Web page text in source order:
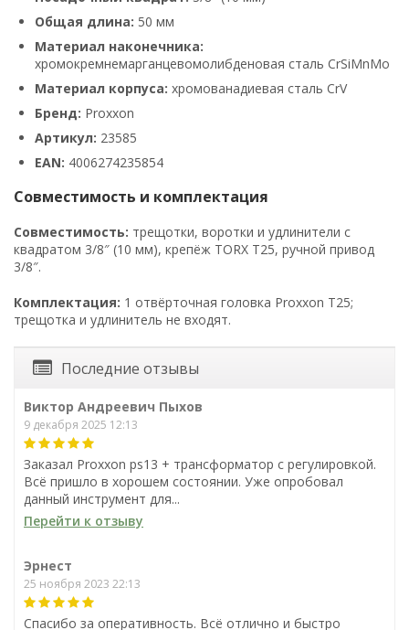
Общая длина: 50 мм
Материал наконечника:
хромокремнемарганцевомолибденовая сталь CrSiMnMo
Материал корпуса: хромованадиевая сталь CrV
Бренд: Proxxon
Артикул: 23585
EAN: 4006274235854
Совместимость и комплектация
Совместимость: трещотки, воротки и удлинители с
квадратом 3/8″ (10 мм), крепёж TORX T25, ручной привод
3/8″.
Комплектация: 1 отвёрточная головка Proxxon T25;
трещотка и удлинитель не входят.
Последние отзывы
Виктор Андреевич Пыхов
9 декабря 2025 12:13
Заказал Proxxon ps13 + трансформатор с регулировкой.
Всё пришло в хорошем состоянии. Уже опробовал
данный инструмент для...
Перейти к отзыву
Эрнест
25 ноября 2023 22:13
Спасибо за оперативность. Всё отлично и быстро